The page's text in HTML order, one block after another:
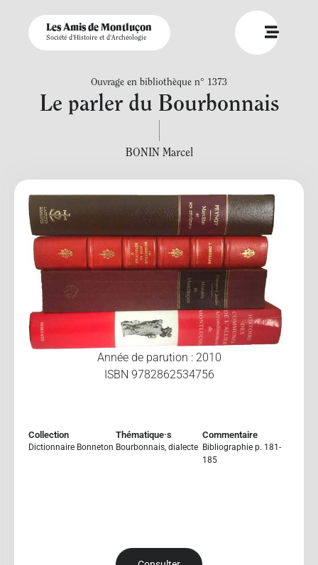
Les Amis de Montluçon
Société d'Histoire et d'Archéologie
Ouvrage en bibliothèque n° 1373
Le parler du Bourbonnais
BONIN Marcel
Année de parution : 2010
ISBN 9782862534756
Collection
Dictionnaire Bonneton
Thématique·s
Bourbonnais, dialecte
Commentaire
Bibliographie p. 181-
185